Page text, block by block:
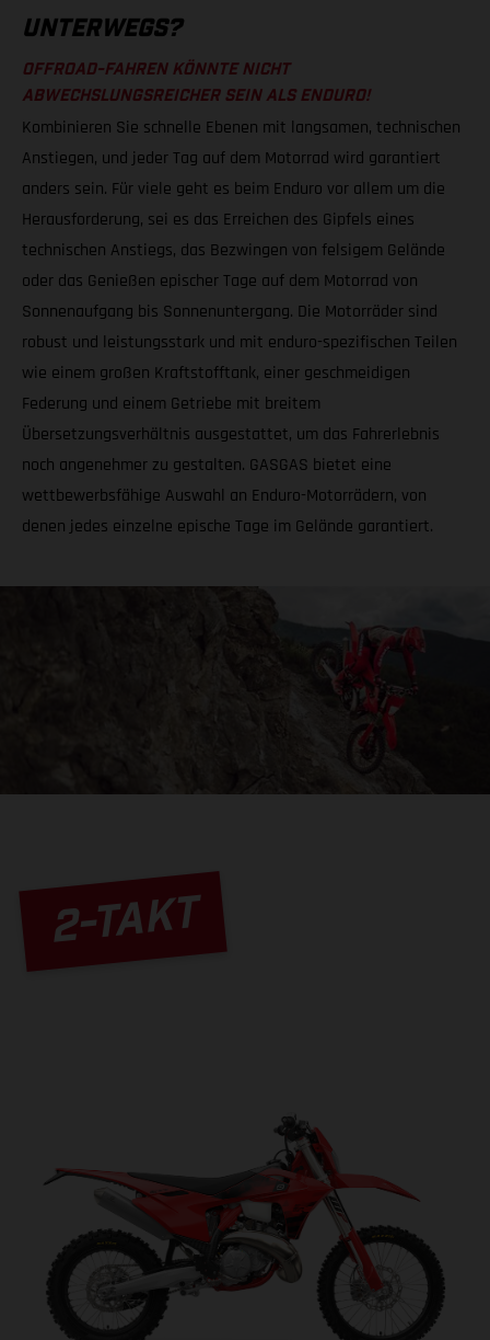
UNTERWEGS?
OFFROAD-FAHREN KÖNNTE NICHT
ABWECHSLUNGSREICHER SEIN ALS ENDURO!
Kombinieren Sie schnelle Ebenen mit langsamen, technischen
Anstiegen, und jeder Tag auf dem Motorrad wird garantiert
anders sein. Für viele geht es beim Enduro vor allem um die
Herausforderung, sei es das Erreichen des Gipfels eines
technischen Anstiegs, das Bezwingen von felsigem Gelände
oder das Genießen epischer Tage auf dem Motorrad von
Sonnenaufgang bis Sonnenuntergang. Die Motorräder sind
robust und leistungsstark und mit enduro-spezifischen Teilen
wie einem großen Kraftstofftank, einer geschmeidigen
Federung und einem Getriebe mit breitem
Übersetzungsverhältnis ausgestattet, um das Fahrerlebnis
noch angenehmer zu gestalten. GASGAS bietet eine
wettbewerbsfähige Auswahl an Enduro-Motorrädern, von
denen jedes einzelne epische Tage im Gelände garantiert.
2-TAKT